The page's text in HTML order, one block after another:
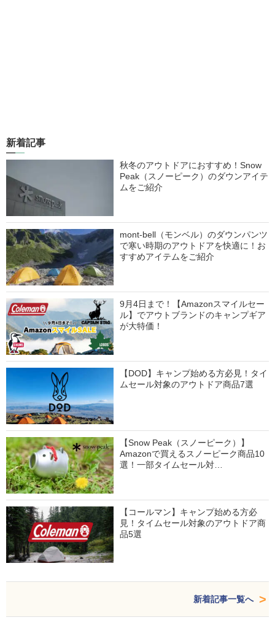
新着記事
秋冬のアウトドアにおすすめ！Snow
Peak（スノーピーク）のダウンアイテ
ムをご紹介
mont-bell（モンベル）のダウンパンツ
で寒い時期のアウトドアを快適に！お
すすめアイテムをご紹介
9月4日まで！【Amazonスマイルセー
ル】でアウトブランドのキャンプギア
が大特価！
【DOD】キャンプ始める方必見！タイ
ムセール対象のアウトドア商品7選
【Snow Peak（スノーピーク）】
Amazonで買えるスノーピーク商品10
選！一部タイムセール対…
【コールマン】キャンプ始める方必
見！タイムセール対象のアウトドア商
品5選
新着記事一覧へ